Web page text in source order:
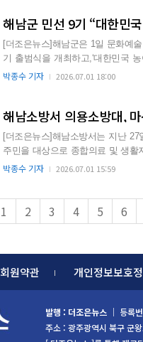
해남군 민선 9기 “대한민
[더조은뉴스]해남군은 1일 문화예
기 출범식을 개최하고,‘대한민국 농어촌수
성! 군민과 함께 잇…
박종수 기자 2026.07.01 18:00
해남소방서 의용소방대,
[더조은뉴스]해남소방서는 지난
주민을 대상으로 종합의료 및 생활지원 활동을 실
증진에 기여하고, 의용소방대…
박종수 기자 2026.07.01 15:59
1 2 3 4 5 6
회원약관 개인정보보호
발행 : 더조은뉴스 ｜ 등록
주소 : 광주광역시 북구